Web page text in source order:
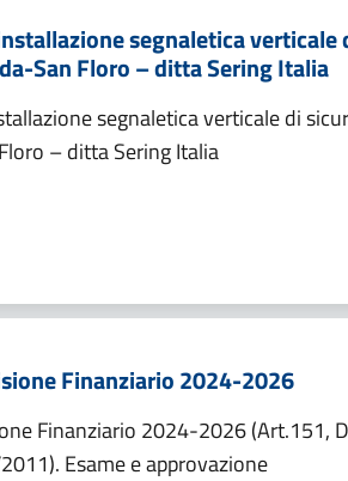
segnaletica verticale
San Floro – ditta Sering Italia
segnaletica verticale di
– ditta Sering Italia
Finanziario 2024-2026
Finanziario 2024-2026 (Art.151,
Esame e approvazione